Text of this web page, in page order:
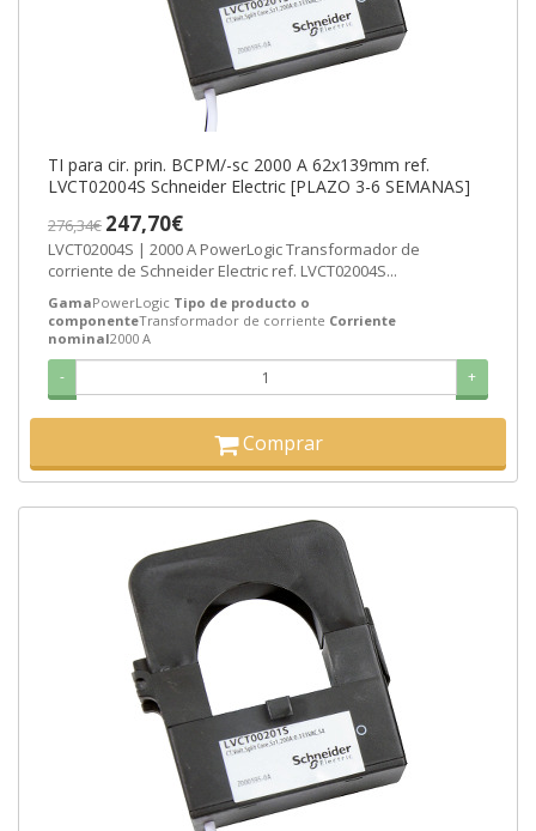
TI para cir. prin. BCPM/-sc 2000 A 62x139mm ref.
LVCT02004S Schneider Electric [PLAZO 3-6 SEMANAS]
276,34€ 247,70€
LVCT02004S | 2000 A PowerLogic Transformador de
corriente de Schneider Electric ref. LVCT02004S...
GamaPowerLogic Tipo de producto o
componenteTransformador de corriente Corriente
nominal2000 A
- +
Comprar